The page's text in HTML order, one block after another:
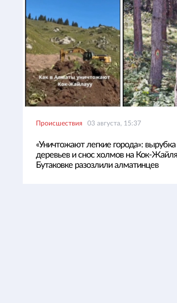
Происшествия 03 августа, 15:37
«Уничтожают легкие города»: вырубка
деревьев и снос холмов на Кок-
Бутаковке разозлили алматинцев